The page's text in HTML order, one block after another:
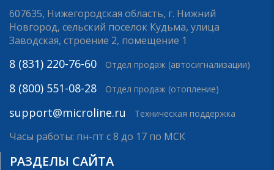
607635, Нижегородская область, г. Нижний
Новгород, сельский поселок Кудьма, улица
Заводская, строение 2, помещение 1
8 (831) 220-76-60 Отдел продаж (автосигнализации)
8 (800) 551-08-28 Отдел продаж (отопление)
support@microline.ru Техническая поддержка
Часы работы: пн-пт с 8 до 17 по МСК
РАЗДЕЛЫ САЙТА